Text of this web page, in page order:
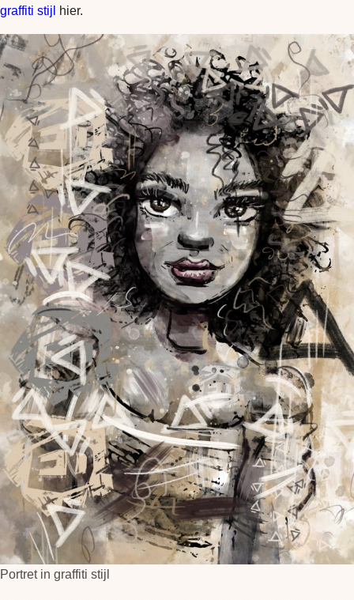
graffiti stijl hier.
Portret in graffiti stijl